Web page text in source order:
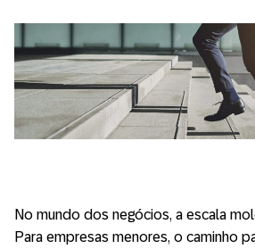
No mundo dos negócios, a escala
Para empresas menores, o caminho